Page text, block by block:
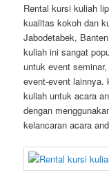
Rental kursi kuliah
kualitas kokoh dan
Jabodetabek,
kuliah ini sangat
untuk event
event-event lainnya.
kuliah untuk acara
dengan
kelancaran acara